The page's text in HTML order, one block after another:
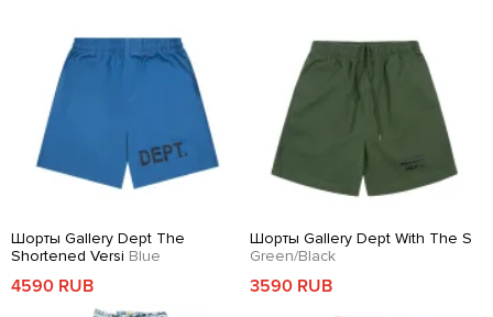
Шорты Gallery Dept The
Shortened Versi Blue
4590 RUB
Шорты Gallery Dept With The S
Green/Black
3590 RUB